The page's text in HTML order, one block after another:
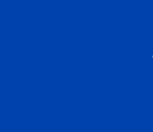
وتصغير
وتصغير المعدة هي
الرياضية بشكل منتظم